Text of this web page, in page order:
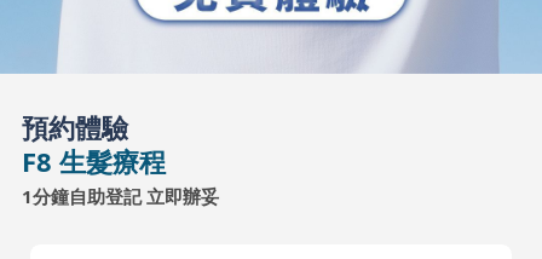
預約體驗
F8 生髮療程
1分鐘自助登記 立即辦妥